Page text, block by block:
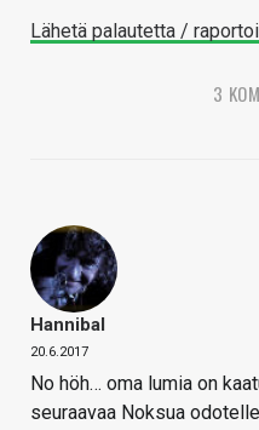
Lähetä palautetta /
3
Hannibal
20.6.2017
No höh… oma lumia on
seuraavaa Noksua